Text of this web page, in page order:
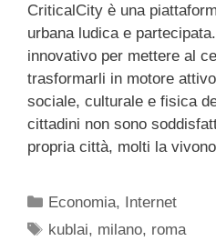
CriticalCity è una
urbana ludica e
innovativo per mettere al
trasformarli in motore
sociale, culturale e fisica
cittadini non sono
propria città, molti la
Categorie
Economia, Internet
Tag
kublai, milano, roma